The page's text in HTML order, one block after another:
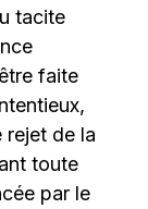
tacite
faite
rejet de la
toute
par le